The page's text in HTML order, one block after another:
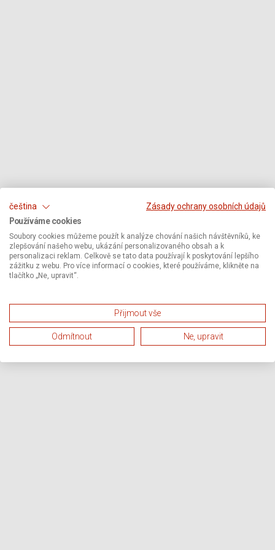
čeština
Zásady ochrany osobních údajů
Používáme cookies
Soubory cookies můžeme použít k analýze chování našich návštěvníků, ke
zlepšování našeho webu, ukázání personalizovaného obsah a k
personalizaci reklam. Celkově se tato data používají k poskytování lepšího
zážitku z webu. Pro více informací o cookies, které používáme, klikněte na
tlačítko „Ne, upravit“.
Přijmout vše
Odmítnout Ne, upravit